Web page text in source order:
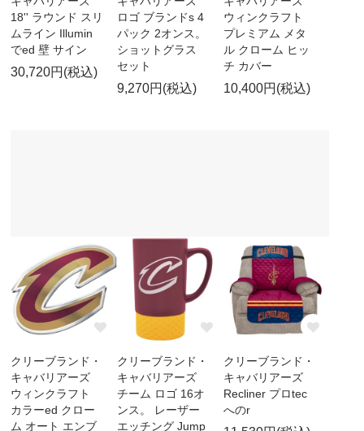
18'' ラウンド スリ
ムライン Illumin
でed 壁 サイン
30,720円(税込)
ロゴ ブランドs 4
パック 2オンス。
ショットグラス
セット
9,270円(税込)
ウィンクラフト
プレミアム メタ
ル クローム ヒッ
チ カバー
10,400円(税込)
クリーブランド・
キャバリアーズ
ウィンクラフト
カラーed クロー
ム オート エンブ
クリーブランド・
キャバリアーズ
チーム ロゴ 16オ
ンス。 レーザー
エッチング Jump
クリーブランド・
キャバリアーズ
Recliner プロtec
へのr